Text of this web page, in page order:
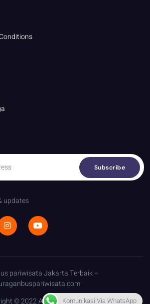
Subscribe
updates
pariwisata Jakarta Terbaik –
© 2022 All rights reserved.Komunikasi Via WhatsApp